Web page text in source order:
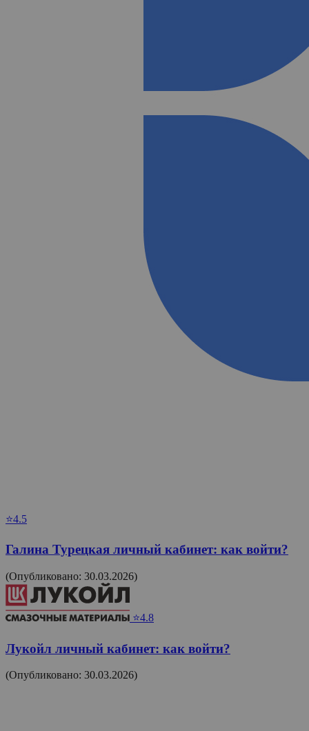
⭐4.5
Галина Турецкая личный кабинет: как войти?
(Опубликовано: 30.03.2026)
⭐4.8
Лукойл личный кабинет: как войти?
(Опубликовано: 30.03.2026)